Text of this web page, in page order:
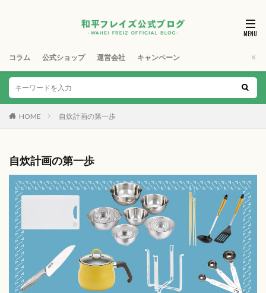
コラム 公式ショップ 運営会社 キャンペーン
HOME 自炊計画の第一歩
自炊計画の第一歩